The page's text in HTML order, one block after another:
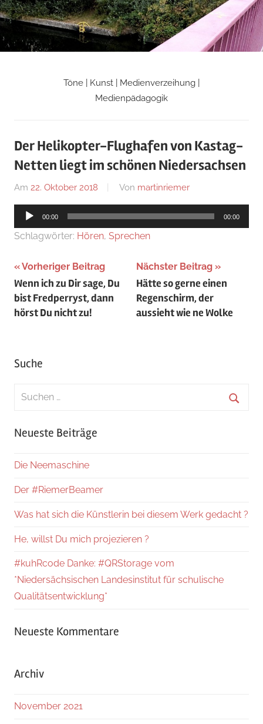
Zum
Inhalt
springen
Martin
Blog
Töne | Kunst | Medienverzeihung |
Medienpädagogik
Der Helikopter-Flughafen von Kastag-
Netten liegt im schönen Niedersachsen
Am 22. Oktober 2018 Von martinriemer
Uncategorized
Audio-
Player
00:00 00:00
Schlagwörter: Hören, Sprechen
Beitragsnavigation
Vorheriger Beitrag
Wenn ich zu Dir sage, Du
bist Fredperryst, dann
hörst Du nicht zu!
Nächster Beitrag
Hätte so gerne einen
Regenschirm, der
aussieht wie ne Wolke
Suche
Suchen
Neueste Beiträge
Die Neemaschine
Der #RiemerBeamer
Was hat sich die Künstlerin bei diesem Werk gedacht ?
He, willst Du mich projezieren ?
#kuhRcode Danke: #QRStorage vom
*Niedersächsischen Landesinstitut für schulische
Qualitätsentwicklung*
Neueste Kommentare
Archiv
November 2021